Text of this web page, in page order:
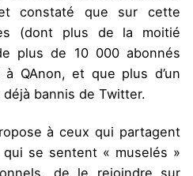
constaté que sur cette
(dont plus de la moitié
plus de 10 000 abonnés
QAnon, et que plus d’un
bannis de Twitter.
à ceux qui partagent
se sentent « muselés »
de le rejoindre sur